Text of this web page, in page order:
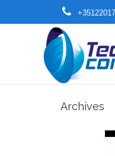
Archives